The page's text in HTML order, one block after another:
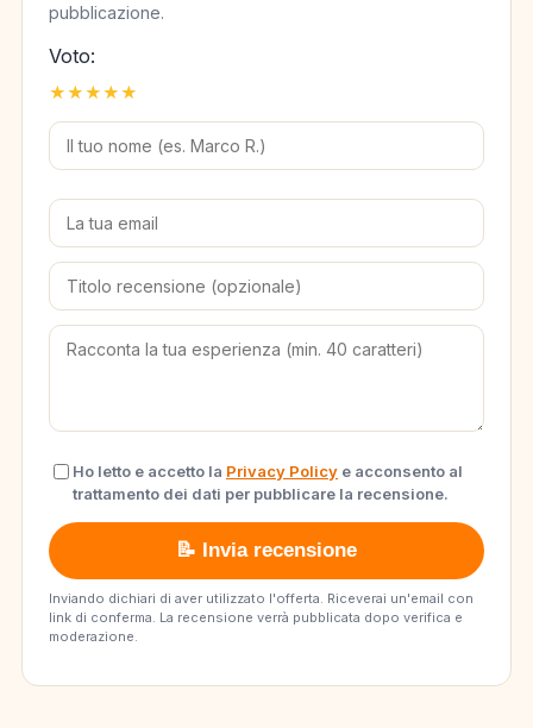
pubblicazione.
Voto:
★
★
★
★
★
Ho letto e accetto la Privacy Policy e acconsento al
trattamento dei dati per pubblicare la recensione.
📝 Invia recensione
Inviando dichiari di aver utilizzato l'offerta. Riceverai un'email con
link di conferma. La recensione verrà pubblicata dopo verifica e
moderazione.